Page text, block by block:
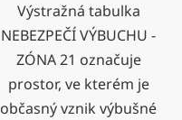
Výstražná tabulka
NEBEZPEČÍ VÝBUCHU -
ZÓNA 21 označuje
prostor, ve kterém je
občasný vznik výbušné